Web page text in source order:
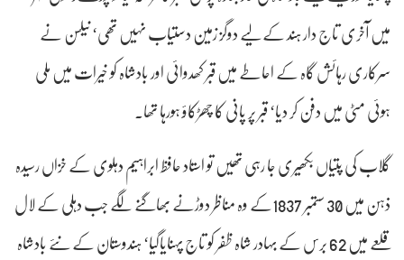
میں آخری تاج دار ہند کے لیے دوگز زمین دستیاب نہیں تھی‘ نیلسن نے
سرکاری رہائش گاہ کے احاطے میں قبر کھدوائی اور بادشاہ کو خیرات میں ملی
ہوئی مٹی میں دفن کر دیا‘ قبر پر پانی کا چھڑکاؤ ہورہا تھا۔
گلاب کی پتیاں بکھیری جا رہی تھیں تو استاد حافظ ابراہیم دہلوی کے خزاں رسیدہ
ذہن میں 30 ستمبر 1837کے وہ مناظر دوڑنے بھاگنے لگے جب دہلی کے لال
قلعے میں 62 برس کے بہادر شاہ ظفر کو تاج پہنایاگیا‘ ہندوستان کے نئے بادشاہ